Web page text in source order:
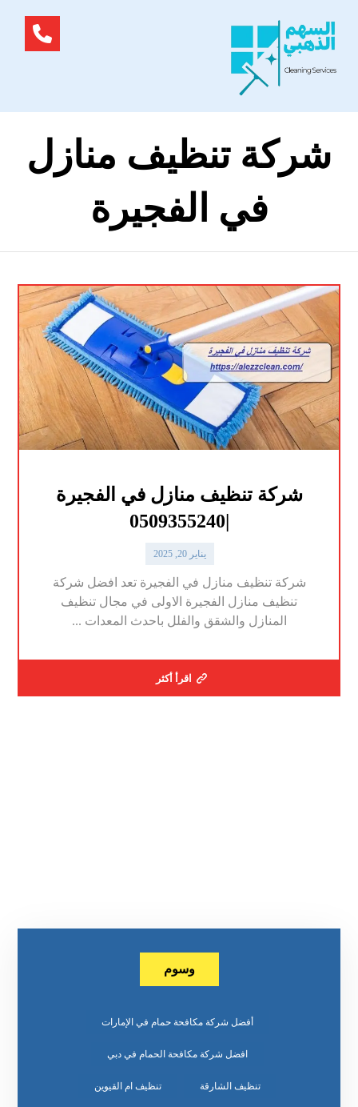
شركة تنظيف منازل
في الفجيرة
شركة تنظيف منازل في الفجيرة
يناير 20, 2025
شركة تنظيف منازل في الفجيرة تعد افضل شركة
تنظيف منازل الفجيرة الاولى في مجال تنظيف
المنازل والشقق والفلل باحدث المعدات ...
اقرأ أكثر
وسوم
أفضل شركة مكافحة حمام في الإمارات
افضل شركة مكافحة الحمام في دبي
تنظيف الشارقة تنظيف ام القيوين